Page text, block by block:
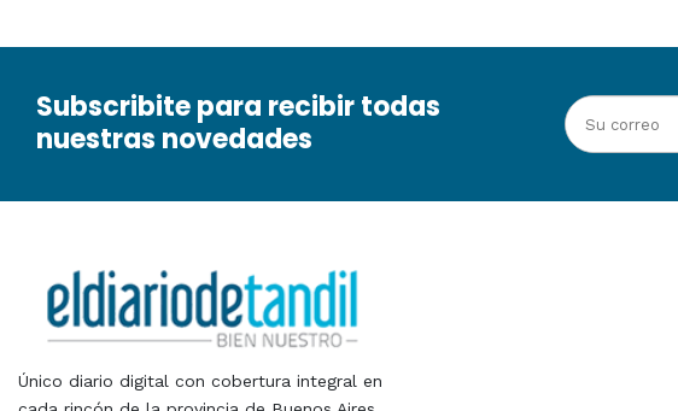
Subscribite para recibir todas
nuestras novedades
Único diario digital con cobertura integral en